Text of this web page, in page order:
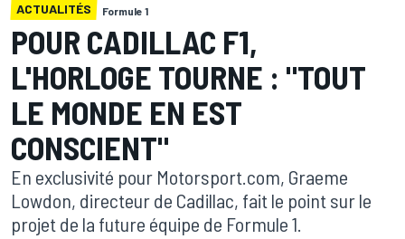
ACTUALITÉS Formule 1
POUR CADILLAC F1,
L'HORLOGE TOURNE : "TOUT
LE MONDE EN EST
CONSCIENT"
En exclusivité pour Motorsport.com, Graeme
Lowdon, directeur de Cadillac, fait le point sur le
projet de la future équipe de Formule 1.